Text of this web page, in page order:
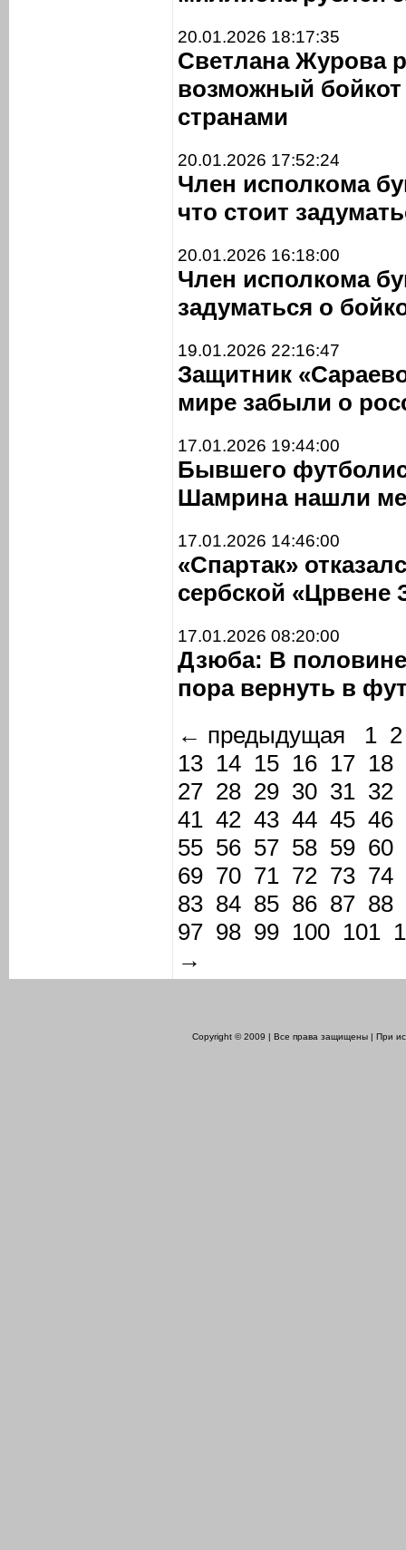
20.01.2026 18:17:35
Светлана Журова
возможный
странами
20.01.2026 17:52:24
Член исполкома
что стоит
20.01.2026 16:18:00
Член исполкома
задуматься о
19.01.2026 22:16:47
Защитник
мире забыли о
17.01.2026 19:44:00
Бывшего
Шамрина нашли
17.01.2026 14:46:00
«Спартак»
сербской «Црвене
17.01.2026 08:20:00
Дзюба: В
пора вернуть в
← предыдущая 1 2
13 14 15 16 17 18
27 28 29 30 31 32
41 42 43 44 45 46
55 56 57 58 59 60
69 70 71 72 73 74
83 84 85 86 87 88
97 98 99 100 101
→
Copyright © 2009 | Все права защищены | При